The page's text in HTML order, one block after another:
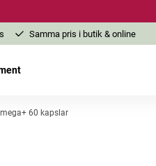
Samma pris i butik & online
60 kapslar